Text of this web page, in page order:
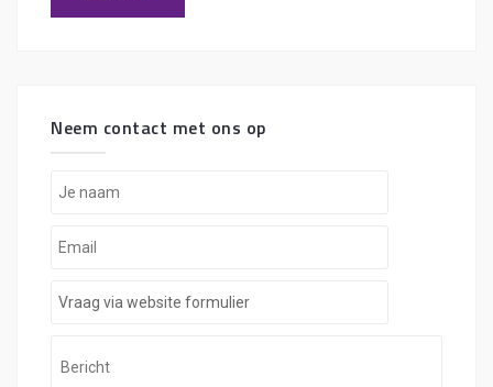
Neem contact met ons op